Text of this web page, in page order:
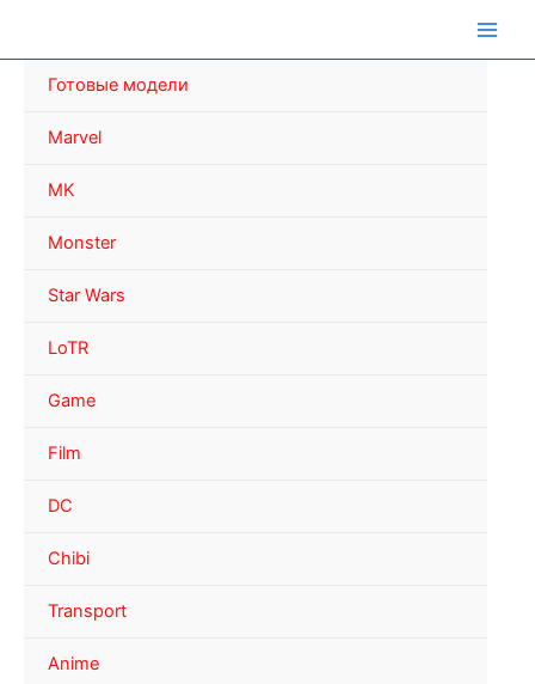
Готовые модели
Marvel
MK
Monster
Star Wars
LoTR
Game
Film
DC
Chibi
Transport
Anime